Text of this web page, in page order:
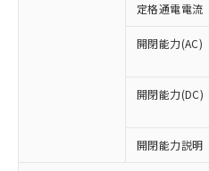
定格通電電流
開閉能力(AC)
開閉能力(DC)
開閉能力説明
ご利用条件
以下の条件をお読み
対応済み：EU
非含有に対応した製品
対応予定：EU RoHS
有に対応した製品に
対応予定なし：EU
非含有に非対応の商